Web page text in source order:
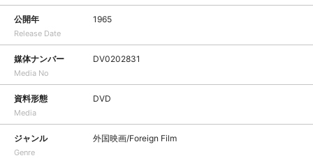
公開年
Release Date
1965
媒体ナンバー
Media No
DV0202831
資料形態
Media
DVD
ジャンル
Genre
外国映画/Foreign Film